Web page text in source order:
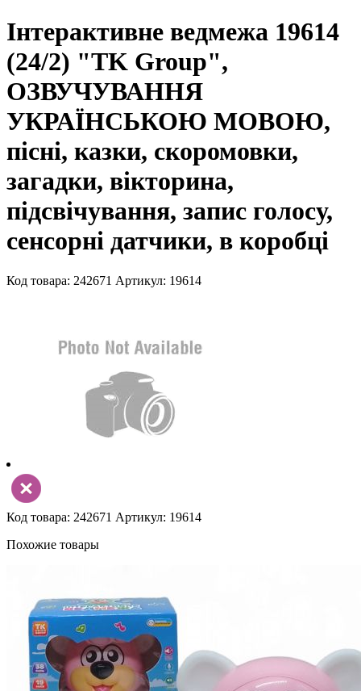
Інтерактивне ведмежа 19614
(24/2) "TK Group",
ОЗВУЧУВАННЯ
УКРАЇНСЬКОЮ МОВОЮ,
пісні, казки, скоромовки,
загадки, вікторина,
підсвічування, запис голосу,
сенсорні датчики, в коробці
Код товара: 242671 Артикул: 19614
Код товара: 242671 Артикул: 19614
Похожие товары